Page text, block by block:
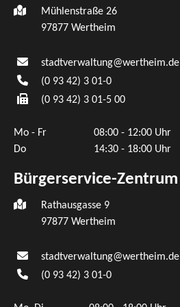
Mühlenstraße 26
97877 Wertheim
stadtverwaltung@wertheim.de
(0 93 42) 3 01-0
(0 93 42) 3 01-5 00
Mo - Fr
08:00 - 12:00 Uhr
Do
14:30 - 18:00 Uhr
Bürgerservice-Zentrum
Rathausgasse 9
97877 Wertheim
stadtverwaltung@wertheim.de
(0 93 42) 3 01-0